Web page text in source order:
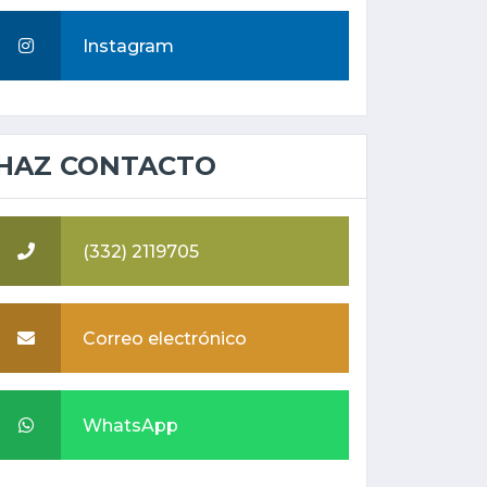
Instagram
CONTACTO
(332) 2119705
Correo electrónico
WhatsApp